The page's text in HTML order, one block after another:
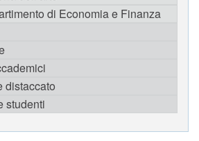
di Economia e Finanza
distaccato
studenti